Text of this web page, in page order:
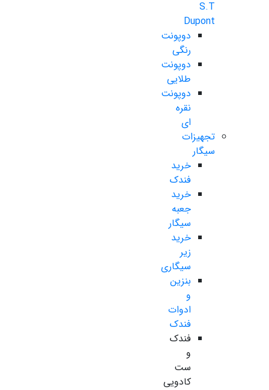
S.T
Dupont
دوپونت
رنگی
دوپونت
طلایی
دوپونت
نقره
ای
تجهیزات
سیگار
خرید
فندک
خرید
جعبه
سیگار
خرید
زیر
سیگاری
بنزین
و
ادوات
فندک
فندک
و
ست
کادویی